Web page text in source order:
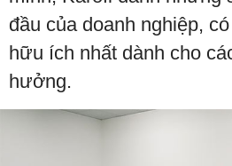
đầu của doanh nghiệp,
hữu ích nhất dành cho
hưởng.